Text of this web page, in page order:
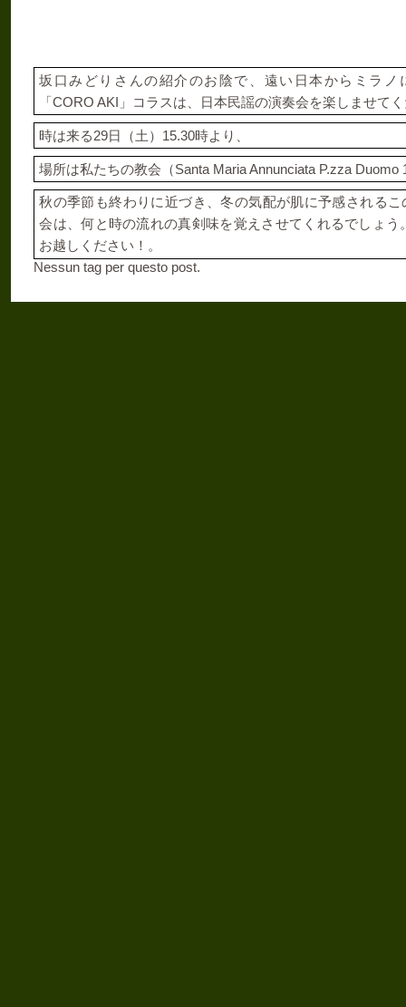
坂口みどりさんの紹介のお陰で、遠い日本からミラノ
「CORO AKI 」コラスは、日本民謡の演奏会を楽しませて
時は来る29日（土） 15.30時より、
場所は私たちの教会（Santa Maria Annunciata P.zza Duomo
秋の季節も終わりに近づき、冬の気配が肌に予感されるこ
会は、何と時の流れの真剣味を覚えさせてくれるでしょ
お越しください！。
Nessun tag per questo post.